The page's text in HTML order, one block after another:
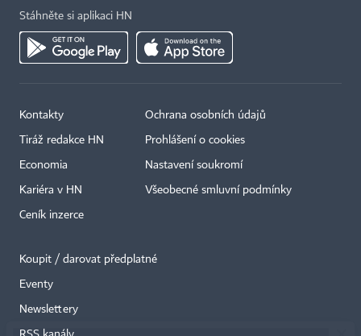
Stáhněte si aplikaci HN
Kontakty
Tiráž redakce HN
Economia
Kariéra v HN
Ceník inzerce
Ochrana osobních údajů
Prohlášení o cookies
Nastavení soukromí
Všeobecné smluvní podmínky
Koupit / darovat předplatné
Eventy
Newslettery